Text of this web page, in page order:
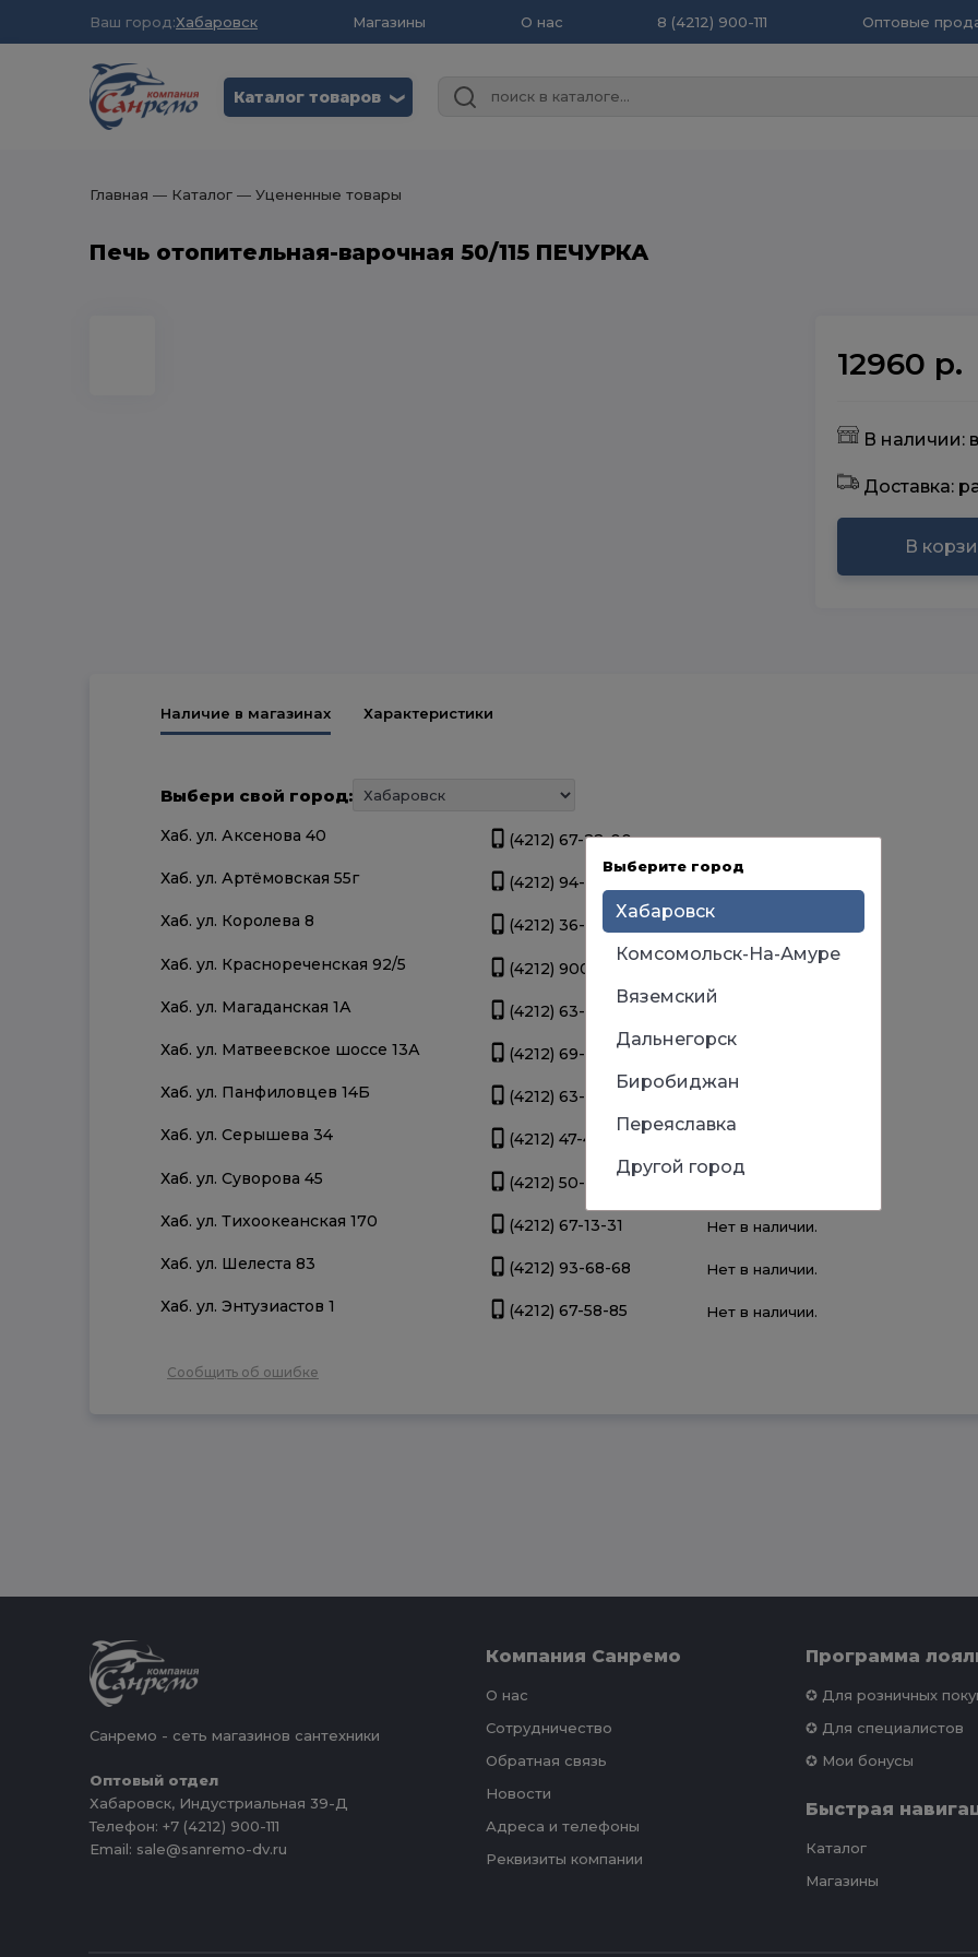
Ваш город:Хабаровск Магазины О нас 8 (4212) 900-111 Оптовые
Каталог товаров ❮
Главная ― Каталог ― Уцененные товары
Печь отопительная-варочная 50/115 ПЕЧУРКА
12960 р.
В наличии:
Доставка:
В
Наличие в магазинах Характеристики
Выбери свой город:
Хаб. ул. Аксенова 40 (4212) 67-22-00 Нет в наличии.
Хаб. ул. Артёмовская 55г (4212) 94-44-12
Хаб. ул. Королева 8 (4212) 36-09-70
Хаб. ул. Краснореченская 92/5 (4212) 900-111
Хаб. ул. Магаданская 1А (4212) 63-39-83
Хаб. ул. Матвеевское шоссе 13А (4212) 69-93-93
Хаб. ул. Панфиловцев 14Б (4212) 63-22-47
Хаб. ул. Серышева 34 (4212) 47-44-66
Хаб. ул. Суворова 45 (4212) 50-67-37
Хаб. ул. Тихоокеанская 170 (4212) 67-13-31 Нет в наличии.
Хаб. ул. Шелеста 83 (4212) 93-68-68 Нет в наличии.
Хаб. ул. Энтузиастов 1 (4212) 67-58-85 Нет в наличии.
Сообщить об ошибке
Санремо - сеть магазинов сантехники
Оптовый отдел
Хабаровск, Индустриальная 39-Д
Телефон: +7 (4212) 900-111
Email: sale@sanremo-dv.ru
Компания Санремо
О нас
Сотрудничество
Обратная связь
Новости
Адреса и телефоны
Реквизиты компании
Программа
✪ Для розничных
✪ Для специалистов
✪ Мои бонусы
Быстрая
Каталог
Магазины
Выберите город
Хабаровск
Комсомольск-На-Амуре
Вяземский
Дальнегорск
Биробиджан
Переяславка
Другой город